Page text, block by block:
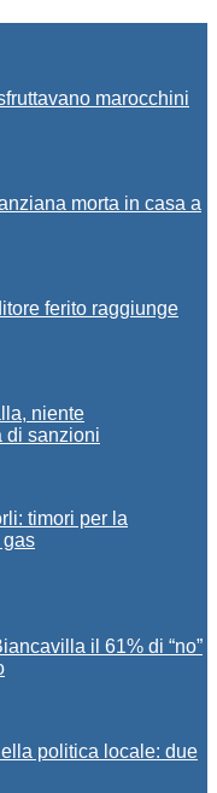
marocchini
morta in casa a
ferito raggiunge
niente
di sanzioni
timori per la
gas
il 61% di “no”
politica locale: due